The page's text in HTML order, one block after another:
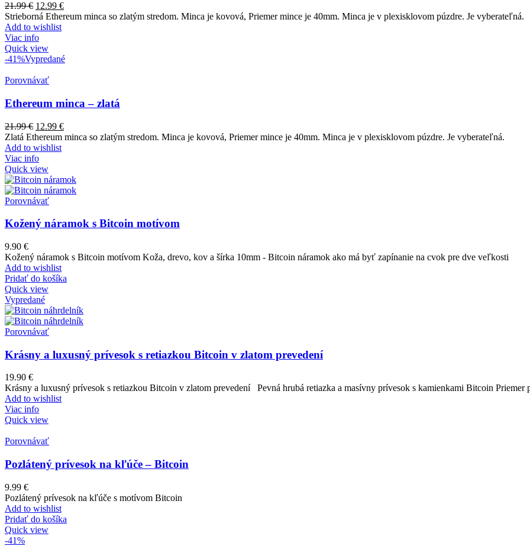
21.99€ 12.99 €
Strieborná Ethereum minca so zlatým stredom. Minca je kovová, Priemer mince je 40mm. Minca je v plexisklovom púzdre. Je vyberateľná.
Add to wishlist
Viac info
Quick view
-41%Vypredané
Porovnávať
Ethereum minca – zlatá
21.99€ 12.99 €
Zlatá Ethereum minca so zlatým stredom. Minca je kovová, Priemer mince je 40mm. Minca je v plexisklovom púzdre. Je vyberateľná.
Add to wishlist
Viac info
Quick view
Porovnávať
Kožený náramok s Bitcoin motívom
9.90 €
Kožený náramok s Bitcoin motívom Koža, drevo, kov a šírka 10mm - Bitcoin náramok ako má byť zapínanie na cvok pre dve veľkosti
Add to wishlist
Pridať do košíka
Quick view
Vypredané
Porovnávať
Krásny a luxusný prívesok s retiazkou Bitcoin v zlatom prevedení
19.90 €
Krásny a luxusný prívesok s retiazkou Bitcoin v zlatom prevedení Pevná hrubá retiazka a masívny prívesok s kamienkami Bitcoin Priemer
Add to wishlist
Viac info
Quick view
Porovnávať
Pozlátený prívesok na kľúče – Bitcoin
9.99 €
Pozlátený prívesok na kľúče s motívom Bitcoin
Add to wishlist
Pridať do košíka
Quick view
-41%